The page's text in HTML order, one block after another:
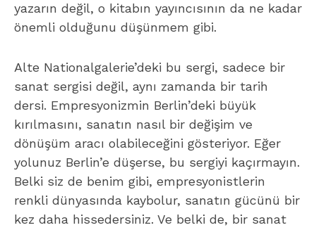
yazarın değil, o kitabın yayıncısının da ne kadar
önemli olduğunu düşünmem gibi.
Alte Nationalgalerie’deki bu sergi, sadece bir
sanat sergisi değil, aynı zamanda bir tarih
dersi. Empresyonizmin Berlin’deki büyük
kırılmasını, sanatın nasıl bir değişim ve
dönüşüm aracı olabileceğini gösteriyor. Eğer
yolunuz Berlin’e düşerse, bu sergiyi kaçırmayın.
Belki siz de benim gibi, empresyonistlerin
renkli dünyasında kaybolur, sanatın gücünü bir
kez daha hissedersiniz. Ve belki de, bir sanat